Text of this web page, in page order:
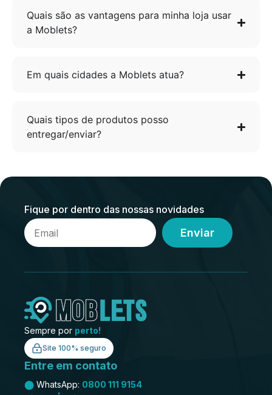
Quais são as vantagens para minha loja usar
a Moblets?
Em quais cidades a Moblets atua?
Quais tipos de produtos posso
entregar/enviar?
Fique por dentro das nossas novidades
Enviar
Sempre por perto!
Site 100% seguro
Entre em contato
⬤ WhatsApp: 0800 111 9154